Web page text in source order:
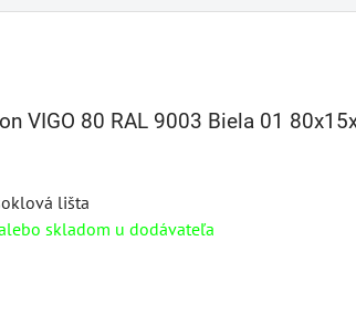
VIGO 80 RAL 9003 Biela 01
lišta
skladom u dodávateľa